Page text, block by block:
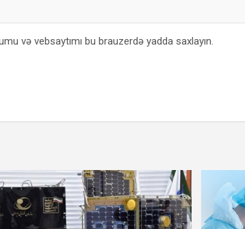
və vebsaytımı bu brauzerdə yadda saxlayın.